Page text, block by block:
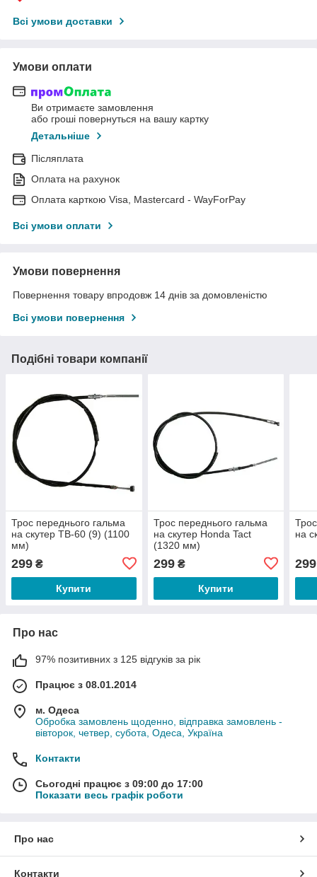
Всі умови доставки
Умови оплати
Ви отримаєте замовлення
або гроші повернуться на вашу картку
Детальніше
Післяплата
Оплата на рахунок
Оплата карткою Visa, Mastercard - WayForPay
Всі умови оплати
Умови повернення
Повернення товару впродовж 14 днів за домовленістю
Всі умови повернення
Подібні товари компанії
Трос переднього гальма
на скутер TB-60 (9) (1100
мм)
299 ₴
Купити
Трос переднього гальма
на скутер Honda Tact
(1320 мм)
299₴
Купити
на
299
Про нас
97% позитивних з 125 відгуків за рік
Працює з 08.01.2014
м. Одеса
Обробка замовлень щоденно, відправка замовлень -
вівторок, четвер, субота, Одеса, Україна
Контакти
Сьогодні працює з 09:00 до 17:00
Показати весь графік роботи
Про нас
Контакти